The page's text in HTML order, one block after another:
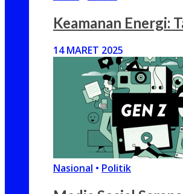
Keamanan Energi:
14 MARET 2025
Nasional • Politik